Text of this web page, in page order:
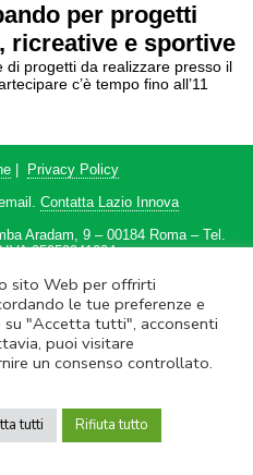
sito Web per offrirti
le tue preferenze e
"Accetta tutti", acconsenti
puoi visitare
un consenso controllato.
tutti Rifiuta tutto
per progetti
ricreative e sportive
di progetti da realizzare presso il
c’è tempo fino all’11
Privacy Policy
Contatta Lazio Innova
Aradam, 9 – 00184 Roma – Tel.
05950941004